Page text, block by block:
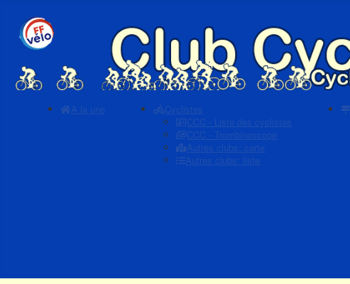
A la une
Cyclistes
CCC - Liste des cyclistes
CCC - Trombinoscope
Autres clubs: carte
Autres clubs: liste